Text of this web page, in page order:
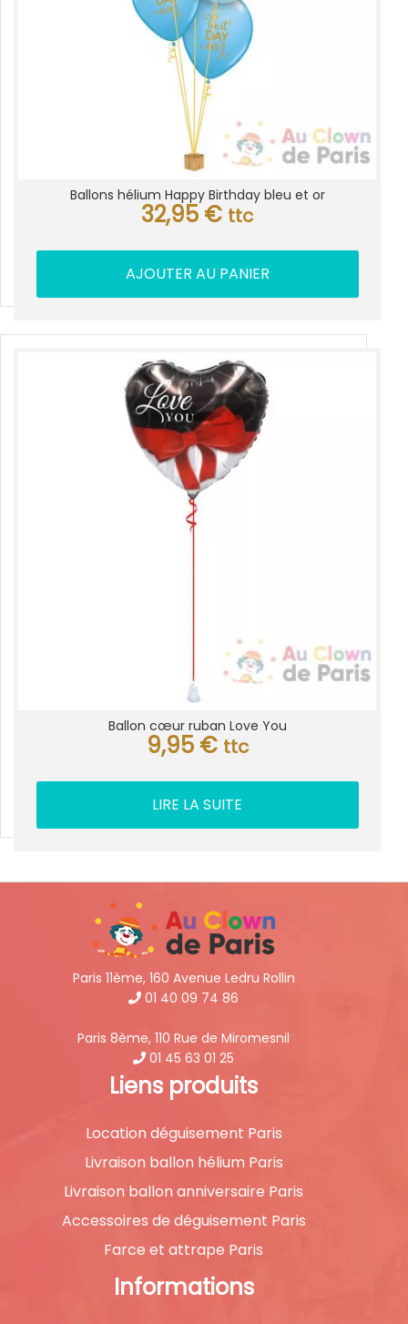
Ballons hélium Happy Birthday bleu et or
32,95 € ttc
AJOUTER AU PANIER
Ballon cœur ruban Love You
9,95 € ttc
LIRE LA SUITE
Paris 11ème, 160 Avenue Ledru Rollin
01 40 09 74 86
Paris 8ème, 110 Rue de Miromesnil
01 45 63 01 25
Liens produits
Location déguisement Paris
Livraison ballon hélium Paris
Livraison ballon anniversaire Paris
Accessoires de déguisement Paris
Farce et attrape Paris
Informations